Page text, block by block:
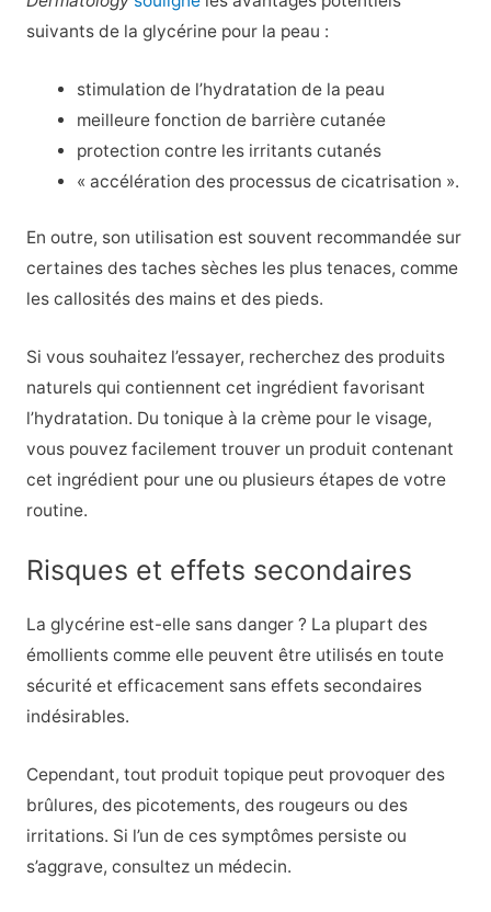
suivants de la glycérine pour la peau :
stimulation de l’hydratation de la peau
meilleure fonction de barrière cutanée
protection contre les irritants cutanés
« accélération des processus de cicatrisation ».
En outre, son utilisation est souvent recommandée sur
certaines des taches sèches les plus tenaces, comme
les callosités des mains et des pieds.
Si vous souhaitez l’essayer, recherchez des produits
naturels qui contiennent cet ingrédient favorisant
l’hydratation. Du tonique à la crème pour le visage,
vous pouvez facilement trouver un produit contenant
cet ingrédient pour une ou plusieurs étapes de votre
routine.
Risques et effets secondaires
La glycérine est-elle sans danger ? La plupart des
émollients comme elle peuvent être utilisés en toute
sécurité et efficacement sans effets secondaires
indésirables.
Cependant, tout produit topique peut provoquer des
brûlures, des picotements, des rougeurs ou des
irritations. Si l’un de ces symptômes persiste ou
s’aggrave, consultez un médecin.